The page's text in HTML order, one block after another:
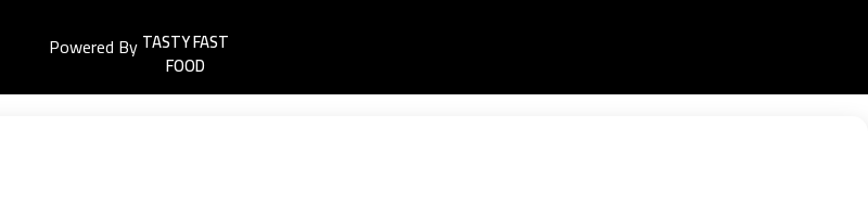
Powered ByEasyorders